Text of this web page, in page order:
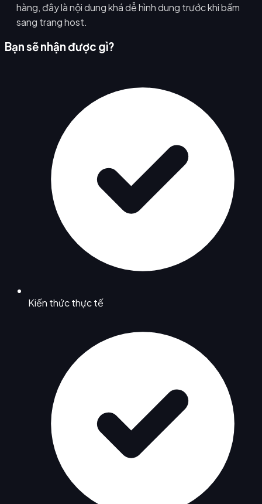
hàng, đây là nội dung khá dễ hình dung trước khi bấm
sang trang host.
Bạn sẽ nhận được gì?
Kiến thức thực tế